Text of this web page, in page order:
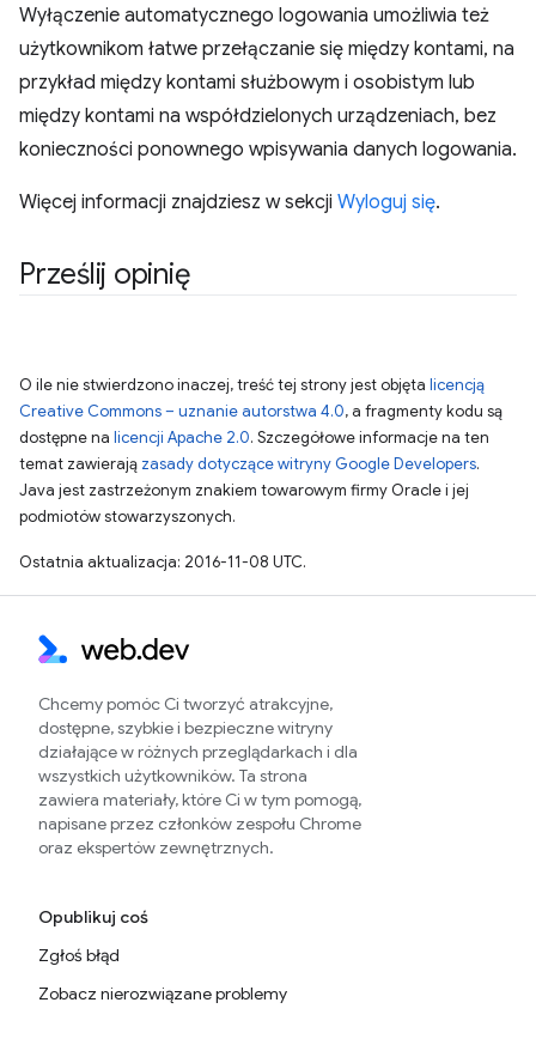
Wyłączenie automatycznego logowania umożliwia też
użytkownikom łatwe przełączanie się między kontami, na
przykład między kontami służbowym i osobistym lub
między kontami na współdzielonych urządzeniach, bez
konieczności ponownego wpisywania danych logowania.
Więcej informacji znajdziesz w sekcji Wyloguj się.
Prześlij opinię
O ile nie stwierdzono inaczej, treść tej strony jest objęta licencją
Creative Commons – uznanie autorstwa 4.0, a fragmenty kodu są
dostępne na licencji Apache 2.0. Szczegółowe informacje na ten
temat zawierają zasady dotyczące witryny Google Developers.
Java jest zastrzeżonym znakiem towarowym firmy Oracle i jej
podmiotów stowarzyszonych.
Ostatnia aktualizacja: 2016-11-08 UTC.
Chcemy pomóc Ci tworzyć atrakcyjne,
dostępne, szybkie i bezpieczne witryny
działające w różnych przeglądarkach i dla
wszystkich użytkowników. Ta strona
zawiera materiały, które Ci w tym pomogą,
napisane przez członków zespołu Chrome
oraz ekspertów zewnętrznych.
Opublikuj coś
Zgłoś błąd
Zobacz nierozwiązane problemy